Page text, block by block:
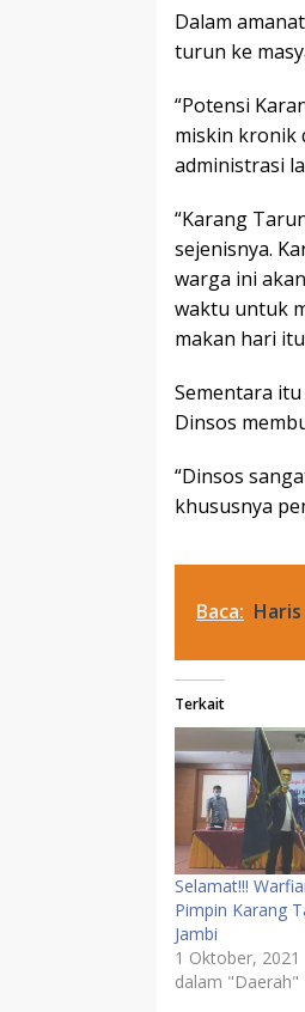
Dalam
turun ke
“Potensi
miskin kronik
administrasi
“Karang
sejenisnya.
warga ini
waktu untuk
makan hari
Sementara
Dinsos
“Dinsos
khususnya
Baca:
Terkait
Selamat!!!
Pimpin Karang
Jambi
1 Oktober, 2021
dalam "Daerah"